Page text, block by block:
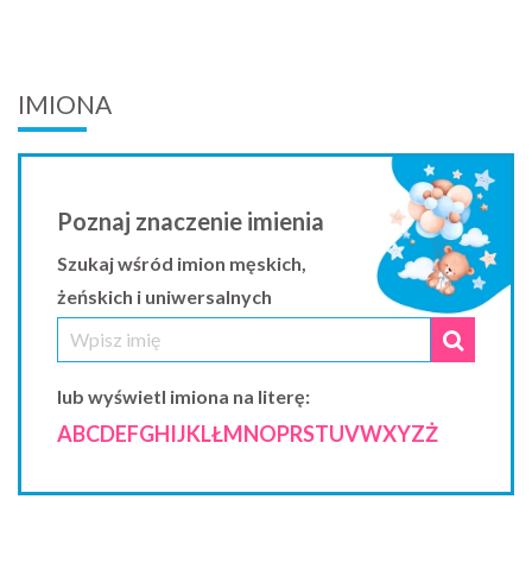
IMIONA
Poznaj znaczenie imienia
Szukaj wśród imion męskich,
żeńskich i uniwersalnych
lub wyświetl imiona na literę:
ABCDEFGHIJKLŁMNOPRSTUVWXYZŻ